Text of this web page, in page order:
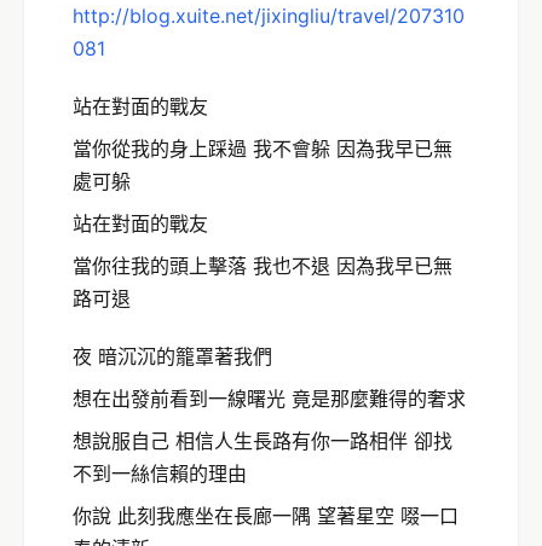
http://blog.xuite.net/jixingliu/travel/207310
081
站在對面的戰友
當你從我的身上踩過 我不會躲 因為我早已無
處可躲
站在對面的戰友
當你往我的頭上擊落 我也不退 因為我早已無
路可退
夜 暗沉沉的籠罩著我們
想在出發前看到一線曙光 竟是那麼難得的奢求
想說服自己 相信人生長路有你一路相伴 卻找
不到一絲信賴的理由
你說 此刻我應坐在長廊一隅 望著星空 啜一口